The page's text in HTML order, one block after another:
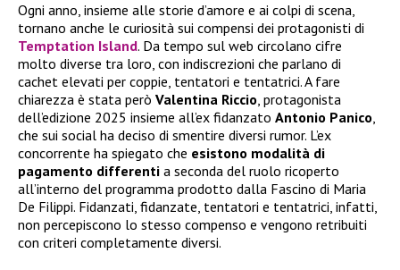
Ogni anno, insieme alle storie d’amore e ai colpi di scena,
tornano anche le curiosità sui compensi dei protagonisti di
Temptation Island. Da tempo sul web circolano cifre
molto diverse tra loro, con indiscrezioni che parlano di
cachet elevati per coppie, tentatori e tentatrici. A fare
chiarezza è stata però Valentina Riccio, protagonista
dell’edizione 2025 insieme all’ex fidanzato Antonio Panico,
che sui social ha deciso di smentire diversi rumor. L’ex
concorrente ha spiegato che esistono modalità di
pagamento differenti a seconda del ruolo ricoperto
all’interno del programma prodotto dalla Fascino di Maria
De Filippi. Fidanzati, fidanzate, tentatori e tentatrici, infatti,
non percepiscono lo stesso compenso e vengono retribuiti
con criteri completamente diversi.